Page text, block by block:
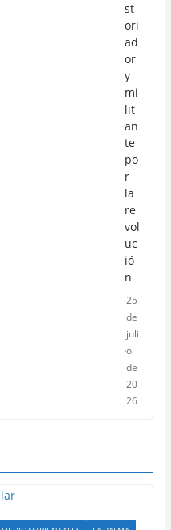
st
ori
ad
or
y
mi
lit
an
te
po
r
la
re
vol
uc
ió
n
25
de
juli
o
de
20
26